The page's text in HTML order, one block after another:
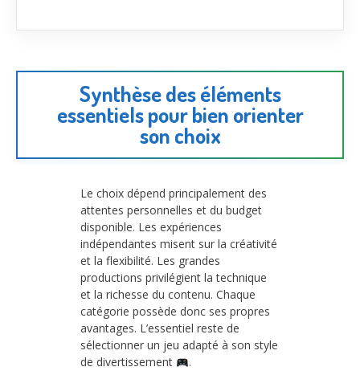
Synthèse des éléments
essentiels pour bien orienter
son choix
Le choix dépend principalement des
attentes personnelles et du budget
disponible. Les expériences
indépendantes misent sur la créativité
et la flexibilité. Les grandes
productions privilégient la technique
et la richesse du contenu. Chaque
catégorie possède donc ses propres
avantages. L’essentiel reste de
sélectionner un jeu adapté à son style
de divertissement
.